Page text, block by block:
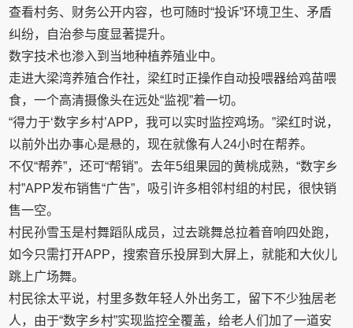
查看村务、财务公开内容，也可随时“投诉”环境卫生、矛盾
纠纷，自治参与度显著提升。
数字技术也渗入到当地种植养殖业中。
走进大梁湾养殖合作社，梁红时正操作自动投喂器给鸡苗喂
食，一个高清摄像头在远处“监视”着一切。
“得力于‘数字乡村’APP，我可以实时监控鸡场。”梁红时说，
以前外出办事心是悬的，现在就像有人24小时在帮养。
不仅“帮养”，还可“帮销”。去年5组果园的黄桃成熟，“数字乡
村”APP发布销售“广告”，吸引许多相邻村组的村民，很快销
售一空。
村民孙雪玉是村舞蹈队成员，过去跳舞总拉着音响四处跑，
如今只需打开APP，搜索音乐投屏到大屏上，就能和大伙儿
跳上广场舞。
村民徐太平说，村里多数年轻人外出务工，留下不少独居老
人，由于“数字乡村”实现监控全覆盖，给老人们加了一道安